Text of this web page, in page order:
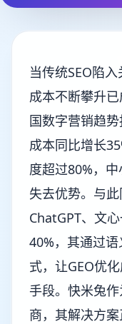
当传统SEO陷
成本不断攀升
国数字营销趋
成本同比增长
度超过80%，
失去优势。与
ChatGPT、文
40%，其通过
式，让GEO优
手段。快米兔
商，其解决方